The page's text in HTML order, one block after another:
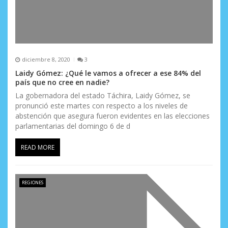
diciembre 8, 2020 3
Laidy Gómez: ¿Qué le vamos a ofrecer a ese 84% del
país que no cree en nadie?
La gobernadora del estado Táchira, Laidy Gómez, se
pronunció este martes con respecto a los niveles de
abstención que asegura fueron evidentes en las elecciones
parlamentarias del domingo 6 de d
READ MORE
REGIONES